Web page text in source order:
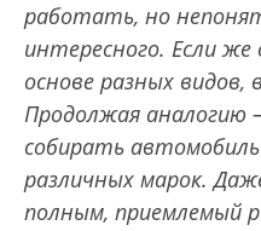
работать, но
интересного. Если
основе разных
Продолжая аналогию
собирать
различных марок.
полным, приемлемый